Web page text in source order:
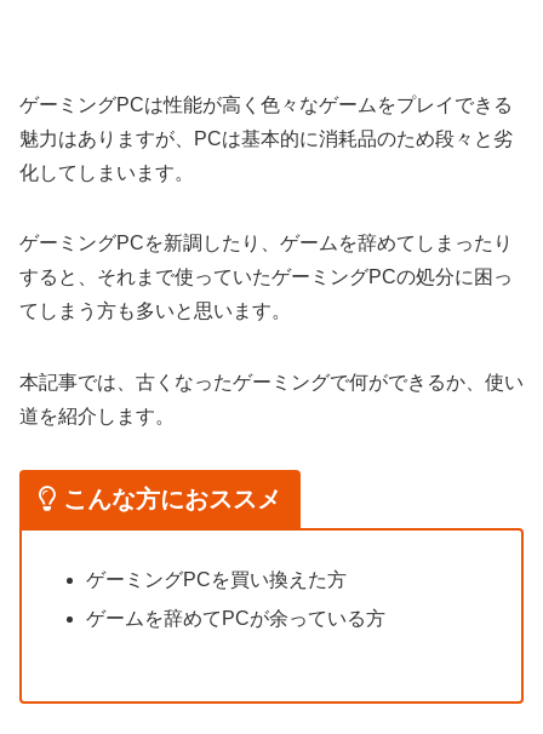
ゲーミングPCは性能が高く色々なゲームをプレイできる
魅力はありますが、PCは基本的に消耗品のため段々と劣
化してしまいます。
ゲーミングPCを新調したり、ゲームを辞めてしまったり
すると、それまで使っていたゲーミングPCの処分に困っ
てしまう方も多いと思います。
本記事では、古くなったゲーミングで何ができるか、使い
道を紹介します。
こんな方におススメ
ゲーミングPCを買い換えた方
ゲームを辞めてPCが余っている方